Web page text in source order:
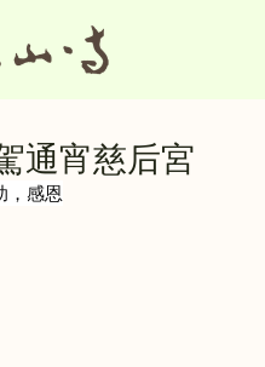
通宵慈后宮
，感恩